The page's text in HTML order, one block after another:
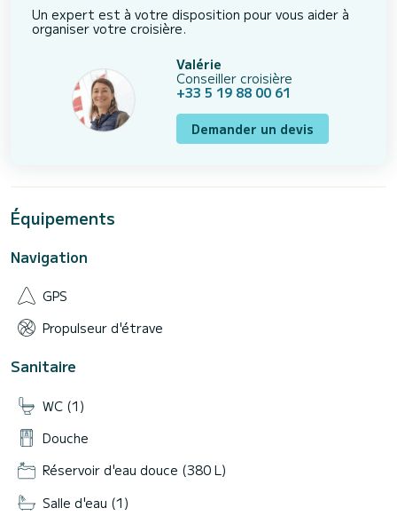
Un expert est à votre disposition pour vous aider à
organiser votre croisière.
Valérie
Conseiller croisière
+33 5 19 88 00 61
Demander un devis
Équipements
Navigation
GPS
Propulseur d'étrave
Sanitaire
WC (1)
Douche
Réservoir d'eau douce (380 L)
Salle d'eau (1)